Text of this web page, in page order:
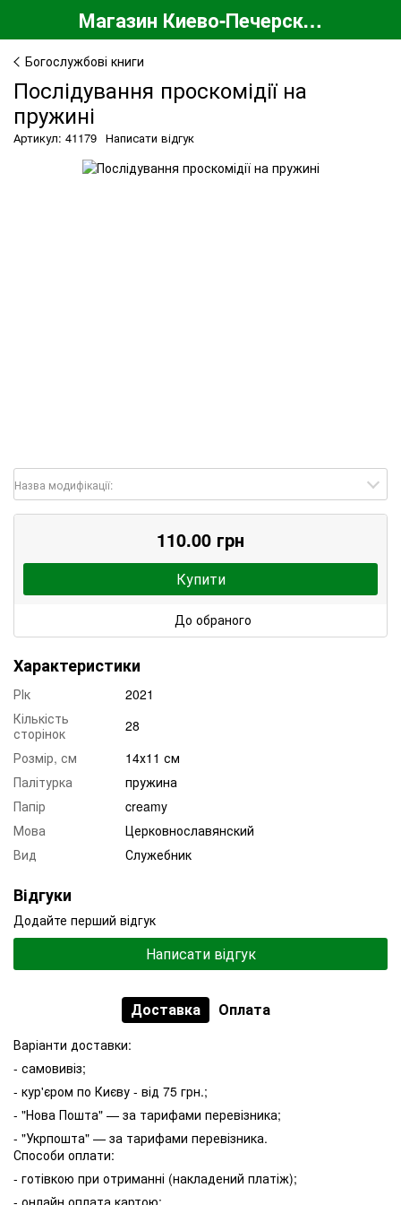
Магазин Киево-Печерской Лавры
Богослужбові книги
Послідування проскомідії на
пружині
Артикул: 41179 Написати відгук
Назва модифікації:
110.00 грн
Купити
До обраного
Характеристики
РІк
2021
Кількість
сторінок
28
Розмір, см
14х11 см
Палітурка
пружина
Папір
creamy
Мова
Церковнославянский
Вид
Служебник
Відгуки
Додайте перший відгук
Написати відгук
Доставка Оплата
Варіанти доставки:
- самовивіз;
- кур'єром по Києву - від 75 грн.;
- "Нова Пошта" — за тарифами перевізника;
- "Укрпошта" — за тарифами перевізника.
Способи оплати:
- готівкою при отриманні (накладений платіж);
- онлайн оплата картою;